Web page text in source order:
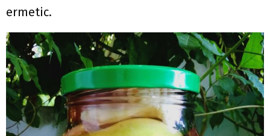
ermetic.